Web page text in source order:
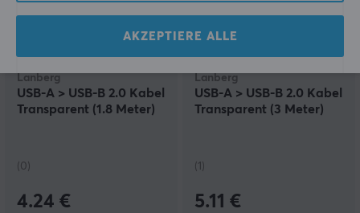
Lanberg
USB-A > USB-B 2.0 Kabel
Transparent (1.8 Meter)
(0)
4.24 €
Lanberg
USB-A > USB-B 2.0 Kabel
Transparent (3 Meter)
(1)
5.11 €
AKZEPTIERE ALLE